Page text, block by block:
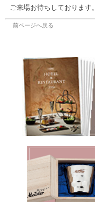
ご来場お待ちしております。
前ページへ戻る